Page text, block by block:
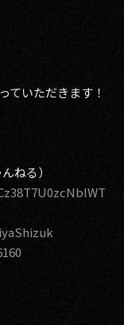
ていただきます！
ねる）